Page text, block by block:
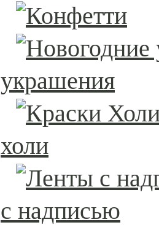
украшения
холи
с надписью